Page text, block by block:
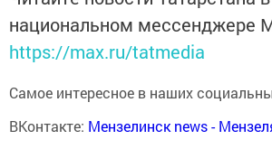
национальном мессенджере
https://max.ru/tatmedia
Самое интересное в наших
ВКонтакте: Мензелинск news -